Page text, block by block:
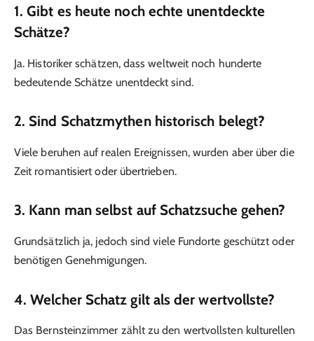
1. Gibt es heute noch echte unentdeckte
Schätze?
Ja. Historiker schätzen, dass weltweit noch hunderte
bedeutende Schätze unentdeckt sind.
2. Sind Schatzmythen historisch belegt?
Viele beruhen auf realen Ereignissen, wurden aber über die
Zeit romantisiert oder übertrieben.
3. Kann man selbst auf Schatzsuche gehen?
Grundsätzlich ja, jedoch sind viele Fundorte geschützt oder
benötigen Genehmigungen.
4. Welcher Schatz gilt als der wertvollste?
Das Bernsteinzimmer zählt zu den wertvollsten kulturellen